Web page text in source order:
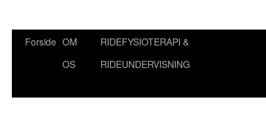
Hop
Forside OM
OS
RIDEFYSIOTERAPI &
RIDEUNDERVISNING